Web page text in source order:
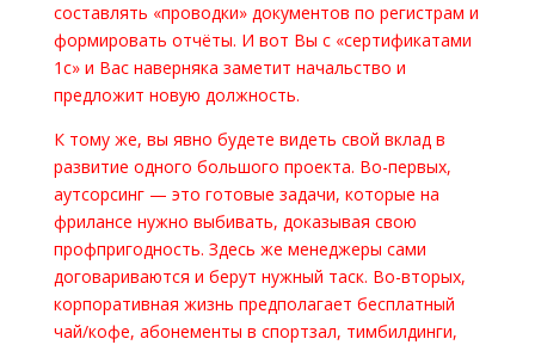
составлять «проводки» документов по регистрам и
формировать отчёты. И вот Вы с «сертификатами
1с» и Вас наверняка заметит начальство и
предложит новую должность.
К тому же, вы явно будете видеть свой вклад в
развитие одного большого проекта. Во-первых,
аутсорсинг — это готовые задачи, которые на
фрилансе нужно выбивать, доказывая свою
профпригодность. Здесь же менеджеры сами
договариваются и берут нужный таск. Во-вторых,
корпоративная жизнь предполагает бесплатный
чай/кофе, абонементы в спортзал, тимбилдинги,